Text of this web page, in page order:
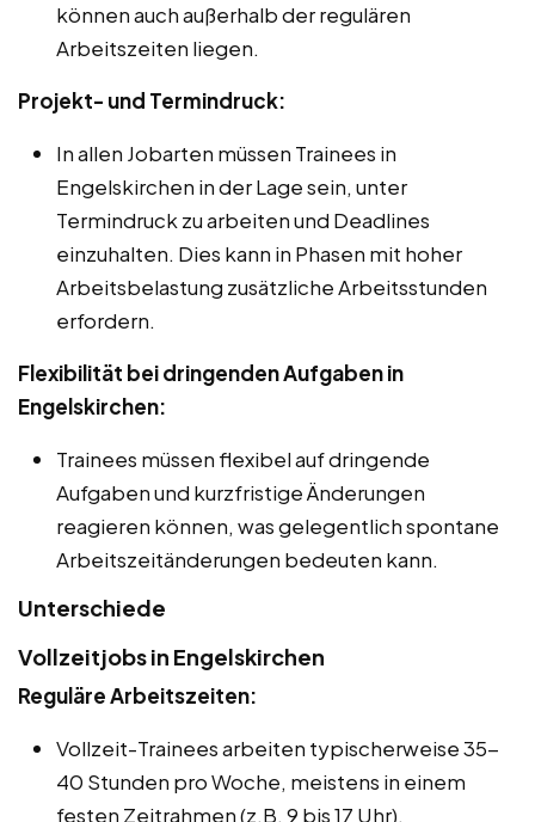
können auch außerhalb der regulären
Arbeitszeiten liegen.
Projekt- und Termindruck:
In allen Jobarten müssen Trainees in
Engelskirchen in der Lage sein, unter
Termindruck zu arbeiten und Deadlines
einzuhalten. Dies kann in Phasen mit hoher
Arbeitsbelastung zusätzliche Arbeitsstunden
erfordern.
Flexibilität bei dringenden Aufgaben in
Engelskirchen:
Trainees müssen flexibel auf dringende
Aufgaben und kurzfristige Änderungen
reagieren können, was gelegentlich spontane
Arbeitszeitänderungen bedeuten kann.
Unterschiede
Vollzeitjobs in Engelskirchen
Reguläre Arbeitszeiten:
Vollzeit-Trainees arbeiten typischerweise 35-
40 Stunden pro Woche, meistens in einem
festen Zeitrahmen (z.B. 9 bis 17 Uhr).